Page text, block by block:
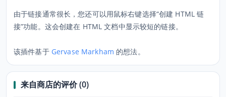
由于链接通常很长，您还可以用鼠标右键选择“创建 HTML 链
接”功能。这会创建在 HTML 文档中显示较短的链接。
该插件基于 Gervase Markham 的想法。
来自商店的评价 (0)